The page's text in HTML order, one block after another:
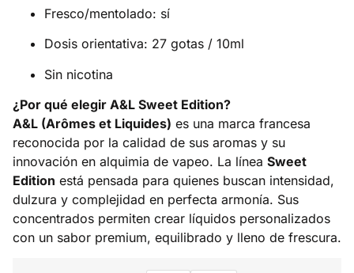
Fresco/mentolado: sí
Dosis orientativa: 27 gotas / 10ml
Sin nicotina
¿Por qué elegir A&L Sweet Edition?
A&L (Arômes et Liquides) es una marca francesa
reconocida por la calidad de sus aromas y su
innovación en alquimia de vapeo. La línea Sweet
Edition está pensada para quienes buscan intensidad,
dulzura y complejidad en perfecta armonía. Sus
concentrados permiten crear líquidos personalizados
con un sabor premium, equilibrado y lleno de frescura.